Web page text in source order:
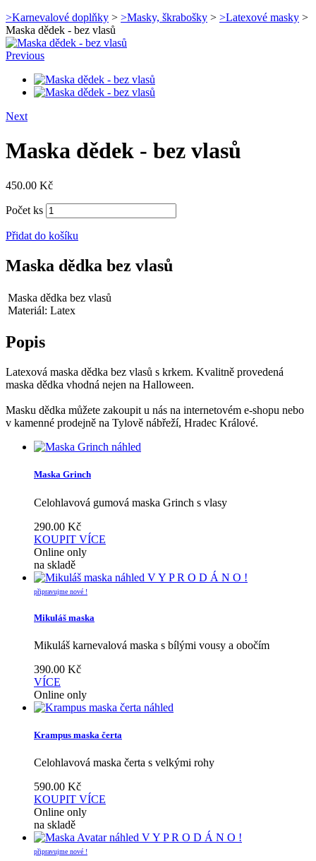
>Karnevalové doplňky > >Masky, škrabošky > >Latexové masky >
Maska dědek - bez vlasů
Previous
Next
Maska dědek - bez vlasů
450.00 Kč
Počet ks
Přidat do košíku
Maska dědka bez vlasů
Maska dědka bez vlasů
Materiál: Latex
Popis
Latexová maska dědka bez vlasů s krkem. Kvalitně provedená
maska dědka vhodná nejen na Halloween.
Masku dědka můžete zakoupit u nás na internetovém e-shopu nebo
v kamenné prodejně na Tylově nábřeží, Hradec Králové.
náhled
Maska Grinch
Celohlavová gumová maska Grinch s vlasy
290.00 Kč
KOUPIT VÍCE
Online only
na skladě
náhled V Y P R O D Á N O !
připravujme nové !
Mikuláš maska
Mikuláš karnevalová maska s bílými vousy a obočím
390.00 Kč
VÍCE
Online only
náhled
Krampus maska čerta
Celohlavová maska čerta s velkými rohy
590.00 Kč
KOUPIT VÍCE
Online only
na skladě
náhled V Y P R O D Á N O !
připravujme nové !